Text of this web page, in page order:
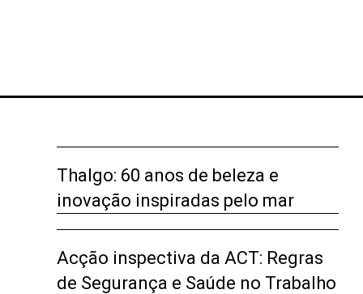
Thalgo: 60 anos de beleza e
inovação inspiradas pelo mar
Acção inspectiva da ACT: Regras
de Segurança e Saúde no Trabalho